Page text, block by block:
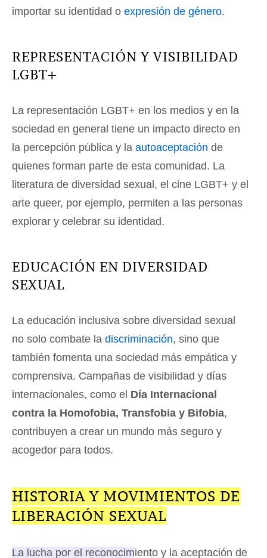
importar su identidad o expresión de género.
REPRESENTACIÓN Y VISIBILIDAD
LGBT+
La representación LGBT+ en los medios y en la
sociedad en general tiene un impacto directo en
la percepción pública y la autoaceptación de
quienes forman parte de esta comunidad. La
literatura de diversidad sexual, el cine LGBT+ y el
arte queer, por ejemplo, permiten a las personas
explorar y celebrar su identidad.
EDUCACIÓN EN DIVERSIDAD
SEXUAL
La educación inclusiva sobre diversidad sexual
no solo combate la discriminación, sino que
también fomenta una sociedad más empática y
comprensiva. Campañas de visibilidad y días
internacionales, como el Día Internacional
contra la Homofobia, Transfobia y Bifobia,
contribuyen a crear un mundo más seguro y
acogedor para todos.
HISTORIA Y MOVIMIENTOS DE
LIBERACIÓN SEXUAL
La lucha por el reconocimiento y la aceptación de